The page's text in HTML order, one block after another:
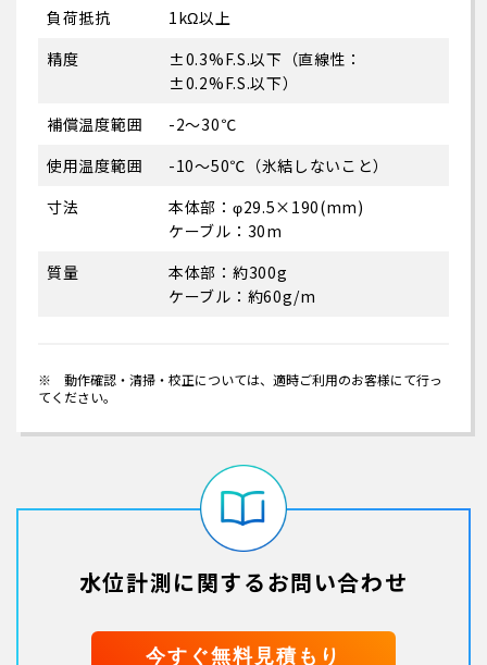
負荷抵抗
1kΩ以上
精度
±0.3%F.S.以下（直線性：
±0.2%F.S.以下）
補償温度範囲
-2～30℃
使用温度範囲
-10～50℃（氷結しないこと）
寸法
本体部：φ29.5×190(mm)
ケーブル：30m
質量
本体部：約300g
ケーブル：約60g/m
※ 動作確認・清掃・校正については、適時ご利用のお客様にて行っ
てください。
水位計測に関するお問い合わせ
今すぐ無料見積もり